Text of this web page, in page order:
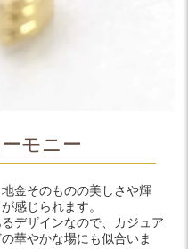
モニー
金そのものの美しさや輝
感じられます。
デザインなので、カジュア
華やかな場にも似合いま